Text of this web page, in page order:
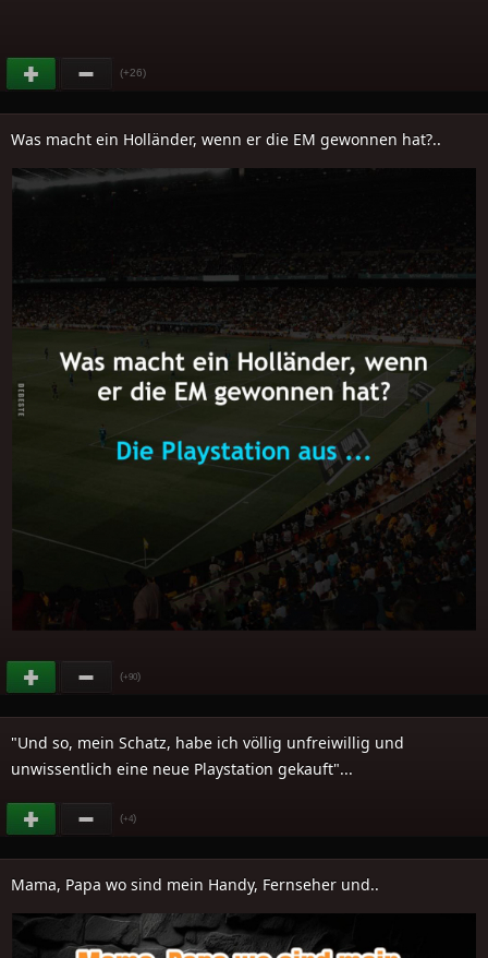
(+26)
Was macht ein Holländer, wenn er die EM gewonnen hat?..
(+90)
"Und so, mein Schatz, habe ich völlig unfreiwillig und
unwissentlich eine neue Playstation gekauft"...
(+4)
Mama, Papa wo sind mein Handy, Fernseher und..